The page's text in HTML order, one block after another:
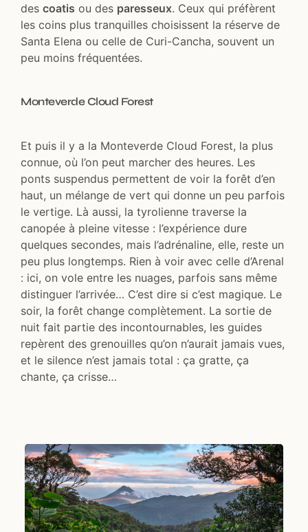
des coatis ou des paresseux. Ceux qui préfèrent
les coins plus tranquilles choisissent la réserve de
Santa Elena ou celle de Curi-Cancha, souvent un
peu moins fréquentées.
Monteverde Cloud Forest
Et puis il y a la Monteverde Cloud Forest, la plus
connue, où l’on peut marcher des heures. Les
ponts suspendus permettent de voir la forêt d’en
haut, un mélange de vert qui donne un peu parfois
le vertige. Là aussi, la tyrolienne traverse la
canopée à pleine vitesse : l’expérience dure
quelques secondes, mais l’adrénaline, elle, reste un
peu plus longtemps. Rien à voir avec celle d’Arenal
: ici, on vole entre les nuages, parfois sans même
distinguer l’arrivée… C’est dire si c’est magique. Le
soir, la forêt change complètement. La sortie de
nuit fait partie des incontournables, les guides
repèrent des grenouilles qu’on n’aurait jamais vues,
et le silence n’est jamais total : ça gratte, ça
chante, ça crisse…